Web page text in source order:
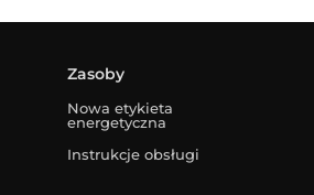
Zasoby
Nowa etykieta
energetyczna
Instrukcje obsługi